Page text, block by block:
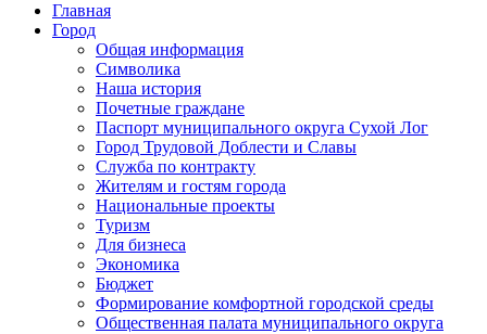
Главная
Город
Общая информация
Символика
Наша история
Почетные граждане
Паспорт муниципального округа Сухой Лог
Город Трудовой Доблести и Славы
Служба по контракту
Жителям и гостям города
Национальные проекты
Туризм
Для бизнеса
Экономика
Бюджет
Формирование комфортной городской среды
Общественная палата муниципального округа